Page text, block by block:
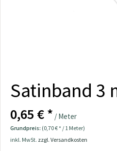
Satinband 3
0,65 € * / Meter
Grundpreis: (0,70 € * / 1 Meter)
inkl. MwSt. zzgl. Versandkosten